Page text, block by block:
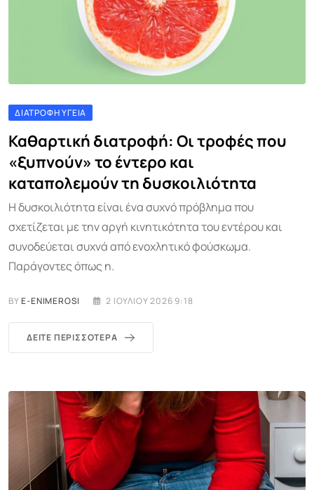
ΔΙΑΤΡΟΦΉ ΥΓΕΊΑ
Καθαρτική διατροφή: Οι τροφές που
«ξυπνούν» το έντερο και
καταπολεμούν τη δυσκοιλιότητα
Η δυσκοιλιότητα είναι ένα συχνό πρόβλημα που
σχετίζεται με την αργή κινητικότητα του εντέρου και
συνοδεύεται συχνά από ενοχλητικό φούσκωμα.
Παράγοντες όπως η.
BYE-ENIMEROSI 2 ΙΟΥΛΊΟΥ 2026 9:18
ΔΕΊΤΕ ΠΕΡΙΣΣΌΤΕΡΑ